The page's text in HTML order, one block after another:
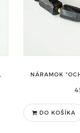
NÁRAMOK
DO KOŠÍKA